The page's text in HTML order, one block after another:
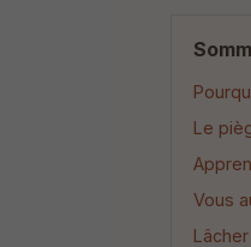
Le
Vous